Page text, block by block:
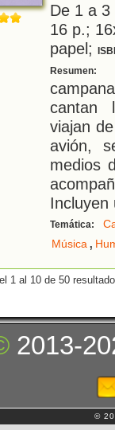
De 1 a
16 p.;
papel;
Resumen:
cantan
viajan
avión,
medios
Incluyen
Temática:
Música,
1 al 10 de 50
2013-
©